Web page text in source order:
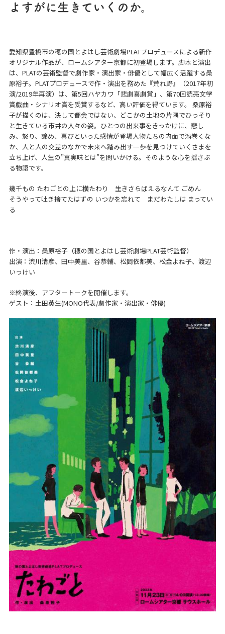
よすがに生きていくのか。
愛知県豊橋市の穂の国とよはし芸術劇場PLATプロデュースによる新作
オリジナル作品が、ロームシアター京都に初登場します。脚本と演出
は、PLATの芸術監督で劇作家・演出家・俳優として幅広く活躍する桑
原裕子。PLATプロデュースで作・演出を務めた『荒れ野』（2017年初
演/2019年再演）は、第5回ハヤカワ「悲劇喜劇賞」、第70回読売文学
賞戯曲・シナリオ賞を受賞するなど、高い評価を得ています。 桑原裕
子が描くのは、決して都会ではない、どこかの土地の片隅でひっそり
と生きている市井の人々の姿。ひとつの出来事をきっかけに、悲し
み、怒り、諦め、喜びといった感情が登場人物たちの内面で渦巻くな
か、人と人の交差のなかで未来へ踏み出す一歩を見つけていくさまを
立ち上げ、人生の”真実味とは”を問いかける。そのような心を揺さぶ
る物語です。
幾千もの たわごとの上に横たわり 生きさらばえるなんて ごめん
そうやって吐き捨てたはずの いつかを忘れて まだわたしは まってい
る
作・演出：桑原裕子（穂の国とよはし芸術劇場PLAT芸術監督）
出演：渋川清彦、田中美里、谷恭輔、松岡依都美、松金よね子、渡辺
いっけい
※終演後、アフタートークを開催します。
ゲスト：土田英生(MONO代表/劇作家・演出家・俳優)